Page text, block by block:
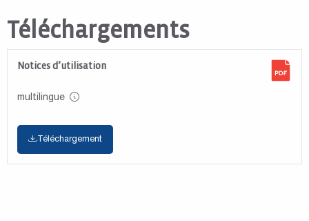
Téléchargements
Notices d’utilisation
multilingue
Téléchargement